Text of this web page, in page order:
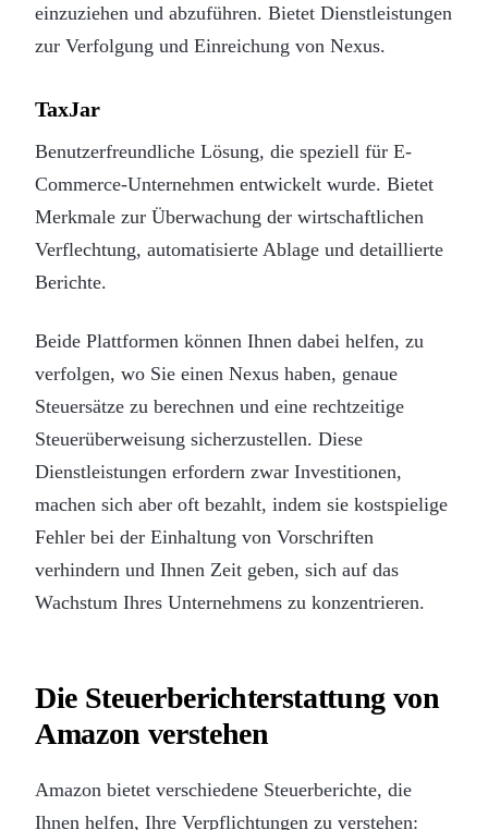
einzuziehen und abzuführen. Bietet Dienstleistungen
zur Verfolgung und Einreichung von Nexus.
TaxJar
Benutzerfreundliche Lösung, die speziell für E-
Commerce-Unternehmen entwickelt wurde. Bietet
Merkmale zur Überwachung der wirtschaftlichen
Verflechtung, automatisierte Ablage und detaillierte
Berichte.
Beide Plattformen können Ihnen dabei helfen, zu
verfolgen, wo Sie einen Nexus haben, genaue
Steuersätze zu berechnen und eine rechtzeitige
Steuerüberweisung sicherzustellen. Diese
Dienstleistungen erfordern zwar Investitionen,
machen sich aber oft bezahlt, indem sie kostspielige
Fehler bei der Einhaltung von Vorschriften
verhindern und Ihnen Zeit geben, sich auf das
Wachstum Ihres Unternehmens zu konzentrieren.
Die Steuerberichterstattung von
Amazon verstehen
Amazon bietet verschiedene Steuerberichte, die
Ihnen helfen, Ihre Verpflichtungen zu verstehen: